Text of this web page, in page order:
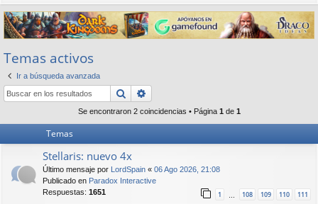
es
rá
pi
do
s
fic
ar
ra
rs
s
c
Temas activos
Ir a búsqueda avanzada
Buscar
Se encontraron 2 coincidencias • Página 1 de 1
Temas
Stellaris: nuevo 4x
Último mensaje por LordSpain « 06 Ago 2026, 21:08
Publicado en Paradox Interactive
Respuestas: 1651 1 108 109 110 111